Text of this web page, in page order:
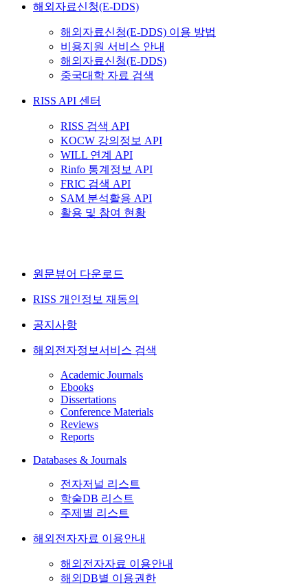
해외자료신청(E-DDS)
해외자료신청(E-DDS) 이용 방법
비용지원 서비스 안내
해외자료신청(E-DDS)
중국대학 자료 검색
RISS API 센터
RISS 검색 API
KOCW 강의정보 API
WILL 연계 API
Rinfo 통계정보 API
FRIC 검색 API
SAM 분석활용 API
활용 및 참여 현황
원문뷰어 다운로드
RISS 개인정보 재동의
공지사항
해외전자정보서비스 검색
Academic Journals
Ebooks
Dissertations
Conference Materials
Reviews
Reports
Databases & Journals
전자저널 리스트
학술DB 리스트
주제별 리스트
해외전자자료 이용안내
해외전자자료 이용안내
해외DB별 이용권한